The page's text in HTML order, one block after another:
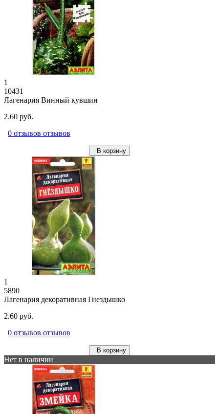
1
10431
Лагенария Винный кувшин
2.60 руб.
0 отзывов отзывов
В корзину
1
5890
Лагенария декоративная Гнездышко
2.60 руб.
0 отзывов отзывов
В корзину
Нет в наличии